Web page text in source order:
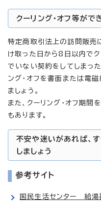
クーリング・オフ等がで
特定商取引法上の訪問販売
け取った日から8日以内でク
でいない契約をしてしまっ
ング・オフを書面または電磁
ましょう。
また、クーリング・オフ期
もあります。
不安や迷いがあれば、
しましょう
参考サイト
国民生活センター 給湯